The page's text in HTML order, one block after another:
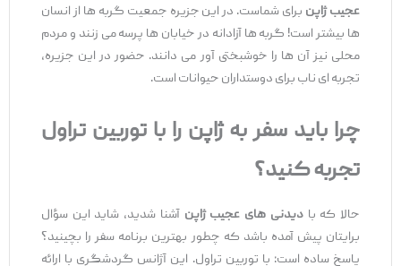
عجیب ژاپنبرای شماست. در این جزیره جمعیت گربه ‌ها از انسان‌
ها بیشتر است! گربه‌ ها آزادانه در خیابان ‌ها پرسه می ‌زنند و مردم
محلی نیز آن ‌ها را خوشبختی ‌آور می ‌دانند. حضور در این جزیره،
تجربه ‌ای ناب برای دوستداران حیوانات است.
چرا باید سفر به ژاپن را با توربین تراول
تجربه کنید؟
حالا که بادیدنی ‌های عجیب ژاپنآشنا شدید، شاید این سؤال
برایتان پیش آمده باشد که چطور بهترین برنامه سفر را بچینید؟
پاسخ ساده است: با توربین تراول. این آژانس گردشگری با ارائه